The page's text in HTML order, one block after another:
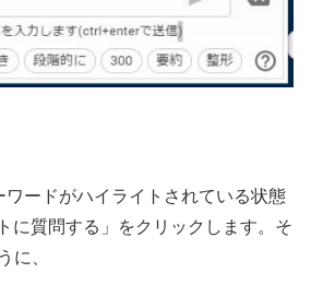
ワードがハイライトされている状態
に質問する」をクリックします。そ
に、